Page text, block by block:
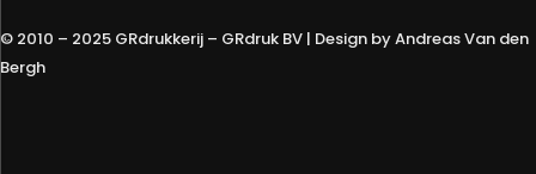
© 2010 – 2025 GRdrukkerij – GRdruk BV | Design by Andreas Van den
Bergh